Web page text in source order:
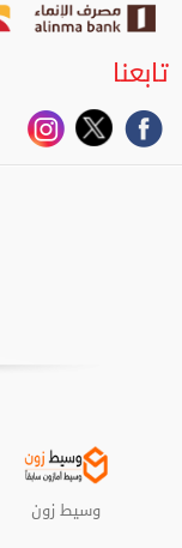
تابعنا
وسيط زون